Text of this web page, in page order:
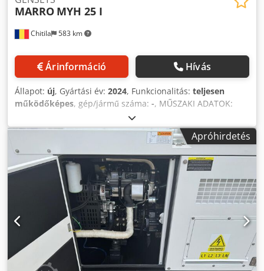
Chitila 583 km
MARRO MYH 25 I
Árinformáció Hívás
Állapot: új, Gyártási év: 2024, Funkcionalitás: teljesen
működőképes, gép/jármű száma: -, MŰSZAKI ADATOK:
Teljes tömeg: 900 kg Üzemanyagtípus: Dízel
Tartálykapacitás: 130 l Szín: törtfehér Teljesítmény: 22,5
kVA (18 kW) készenléti Kimeneti áramerősség: 28,9 A
Kimeneti feszültség: 400 VAC Guobni T Dveua A R Is Sjd
(értelmezhetetlen adat) Kimeneti frekvencia: 50 Hz
Teljesítménytényező: 0,8 Kimeneti áram típusa:
háromfázisú Teljes hossz: 2200 mm Teljes szélesség: 950
mm Dwedpoua A R Iofx Akxsa Teljes magasság: 1250 mm
Motor fordulatszáma: 1500 ford/perc Motor gyártója:
YUCHAI Modell: YCV2.5N35-G20, elektronikus
fordulatszám-szabályzóval Hűtés típusa: vízhűtés
Generátor: WATTEK WHI184E modell, 50Hz/3
fázis/400Vac/Szigetelés: H/
Apróhirdetés